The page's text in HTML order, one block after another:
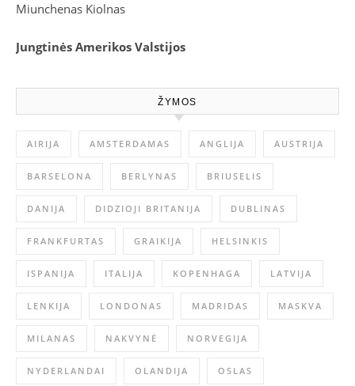
Miunchenas Kiolnas
Jungtinės Amerikos Valstijos
ŽYMOS
AIRIJA AMSTERDAMAS ANGLIJA AUSTRIJA
BARSELONA BERLYNAS BRIUSELIS
DANIJA DIDZIOJI BRITANIJA DUBLINAS
FRANKFURTAS GRAIKIJA HELSINKIS
ISPANIJA ITALIJA KOPENHAGA LATVIJA
LENKIJA LONDONAS MADRIDAS MASKVA
MILANAS NAKVYNĖ NORVEGIJA
NYDERLANDAI OLANDIJA OSLAS